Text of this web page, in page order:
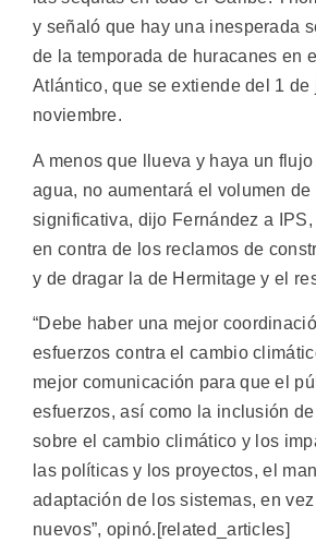
y señaló que hay una inesperada
de la temporada de huracanes en
Atlántico, que se extiende del 1
noviembre.
A menos que llueva y haya un
agua, no aumentará el volumen de
significativa, dijo Fernández a
en contra de los reclamos de
y de dragar la de Hermitage y el
“Debe haber una mejor
esfuerzos contra el cambio
mejor comunicación para que el
esfuerzos, así como la inclusión
sobre el cambio climático y los
las políticas y los proyectos, el
adaptación de los sistemas, en
nuevos”, opinó.[related_articles]